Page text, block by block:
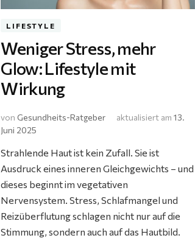
LIFESTYLE
Weniger Stress, mehr
Glow: Lifestyle mit
Wirkung
von Gesundheits-Ratgeber aktualisiert am13.
Juni 2025
Strahlende Haut ist kein Zufall. Sie ist
Ausdruck eines inneren Gleichgewichts – und
dieses beginnt im vegetativen
Nervensystem. Stress, Schlafmangel und
Reizüberflutung schlagen nicht nur auf die
Stimmung, sondern auch auf das Hautbild.